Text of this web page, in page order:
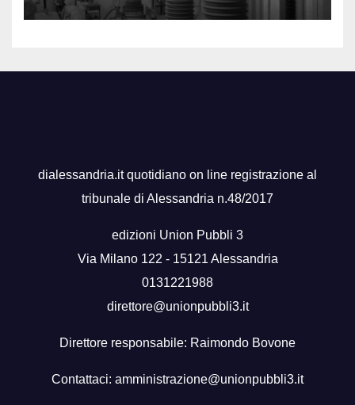
dialessandria.it quotidiano on line registrazione al
tribunale di Alessandria n.48/2017
edizioni Union Pubbli 3
Via Milano 122 - 15121 Alessandria
0131221988
direttore@unionpubbli3.it
Direttore responsabile: Raimondo Bovone
Contattaci: amministrazione@unionpubbli3.it